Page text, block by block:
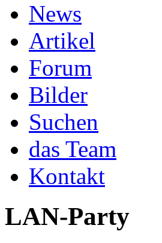
News
Artikel
Forum
Bilder
Suchen
das Team
Kontakt
LAN-Party